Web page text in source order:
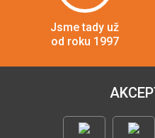
Jsme tady už
od roku 1997